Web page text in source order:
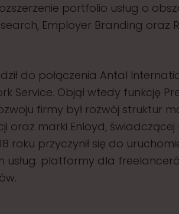
portfolio usług o
Employer Branding oraz
do połączenia Antal
Service. Objął wtedy funkcję
firmy był rozwój struktur
oraz marki Enloyd, świadczącej
roku przyczynił się do
usług: platformy dla